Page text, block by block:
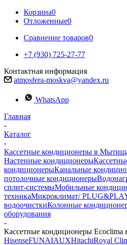
Корзина0
Отложенные0
Сравнение товаров0
+7 (930) 725-27-77
Контактная информация
atmosfera-moskva@yandex.ru
WhatsApp
Главная
-
Каталог
-
Кассетные кондиционеры в
Настенные кондиционеры
кондиционерыКанальные
потолочные кондиционеры
сплит-системыМобильные
техникаМикроклимат/
водоочисткиКолонные
оборудования
-
Кассетные кондиционеры
HisenseFUNAIAUXHitachiRoyal